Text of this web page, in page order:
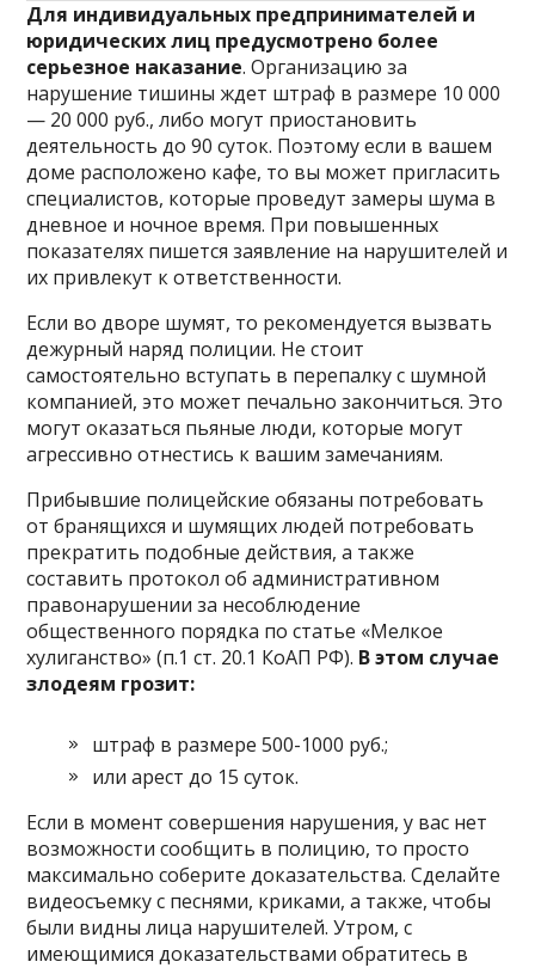
Для индивидуальных предпринимателей и
юридических лиц предусмотрено более
серьезное наказание. Организацию за
нарушение тишины ждет штраф в размере 10 000
— 20 000 руб., либо могут приостановить
деятельность до 90 суток. Поэтому если в вашем
доме расположено кафе, то вы может пригласить
специалистов, которые проведут замеры шума в
дневное и ночное время. При повышенных
показателях пишется заявление на нарушителей и
их привлекут к ответственности.
Если во дворе шумят, то рекомендуется вызвать
дежурный наряд полиции. Не стоит
самостоятельно вступать в перепалку с шумной
компанией, это может печально закончиться. Это
могут оказаться пьяные люди, которые могут
агрессивно отнестись к вашим замечаниям.
Прибывшие полицейские обязаны потребовать
от бранящихся и шумящих людей потребовать
прекратить подобные действия, а также
составить протокол об административном
правонарушении за несоблюдение
общественного порядка по статье «Мелкое
хулиганство» (п.1 ст. 20.1 КоАП РФ). В этом случае
злодеям грозит:
штраф в размере 500-1000 руб.;
или арест до 15 суток.
Если в момент совершения нарушения, у вас нет
возможности сообщить в полицию, то просто
максимально соберите доказательства. Сделайте
видеосъемку с песнями, криками, а также, чтобы
были видны лица нарушителей. Утром, с
имеющимися доказательствами обратитесь в